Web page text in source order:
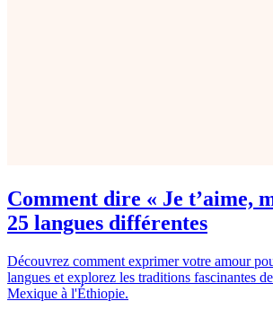
Comment dire « Je t’aime,
25 langues différentes
Découvrez comment exprimer votre amour
langues et explorez les traditions fascinantes
Mexique à l'Éthiopie.